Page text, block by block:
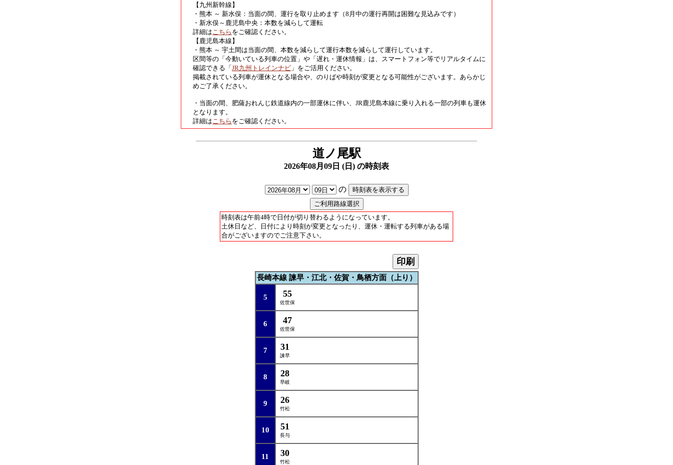
【九州新幹線】
・熊本 ～ 新水俣：当面の間、運行を取り止めます（8月中の運行再開は困難な見込みです）
・新水俣～鹿児島中央：本数を減らして運転
詳細はこちら をご確認ください。
【鹿児島本線】
・熊本 ～ 宇土間は当面の間、本数を減らして運行本数を減らして運行しています。
区間等の「今動いている列車の位置」や「遅れ・運休情報」は、スマートフォン等でリアルタイムに
確認できる「JR九州トレインナビ 」をご活用ください。
掲載されている列車が運休となる場合や、のりばや時刻が変更となる可能性がございます。あらかじ
めご了承ください。
・当面の間、肥薩おれんじ鉄道線内の一部運休に伴い、JR鹿児島本線に乗り入れる一部の列車も運休
となります。
詳細はこちら をご確認ください。
道ノ尾駅
2026年08月09日 (日) の時刻表
の
時刻表は午前4時で日付が切り替わるようになっています。
土休日など、日付により時刻が変更となったり、運休・運転する列車がある場
合がございますのでご注意下さい。
印刷
長崎本線 諫早・江北・佐賀・鳥栖方面（上り）
5 55
佐世保
6 47
佐世保
7 31
諫早
8 28
早岐
9 26
竹松
10 51
長与
11 30
竹松